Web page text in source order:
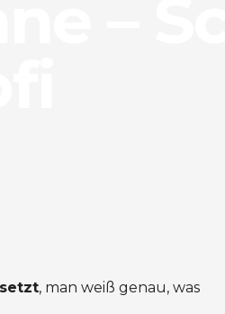
, man weiß genau, was